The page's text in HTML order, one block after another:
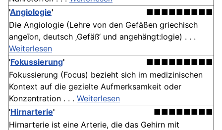
'Angiologie'
■■■■■■■■■
Die Angiologie (Lehre von den Gefäßen griechisch
angeīon, deutsch ‚Gefäß‘ und angehängt:logie) . . .
Weiterlesen
'Fokussierung'
■■■■■■■■■
Fokussierung (Focus) bezieht sich im medizinischen
Kontext auf die gezielte Aufmerksamkeit oder
Konzentration . . . Weiterlesen
'Hirnarterie'
■■■■■■■■
Hirnarterie ist eine Arterie, die das Gehirn mit